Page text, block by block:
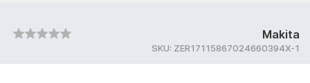
Makita
SKU: ZER17115867024660394X-1